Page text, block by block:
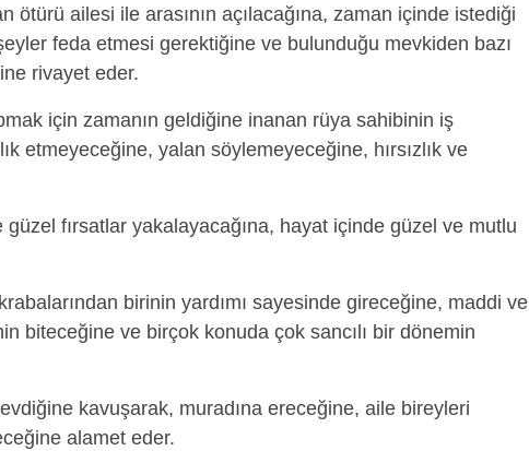
ötürü ailesi ile arasının açılacağına, zaman içinde istediği
feda etmesi gerektiğine ve bulunduğu mevkiden bazı
rivayet eder.
için zamanın geldiğine inanan rüya sahibinin iş
etmeyeceğine, yalan söylemeyeceğine, hırsızlık ve
güzel fırsatlar yakalayacağına, hayat içinde güzel ve mutlu
birinin yardımı sayesinde gireceğine, maddi ve
biteceğine ve birçok konuda çok sancılı bir dönemin
kavuşarak, muradına ereceğine, aile bireyleri
alamet eder.